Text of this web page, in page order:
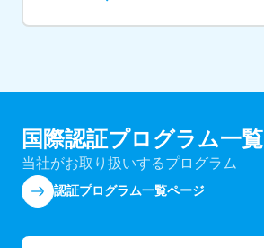
国際認証プログラム一覧
当社がお取り扱いするプログラム
認証プログラム一覧ページ